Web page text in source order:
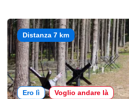
Distanza 7 km
Ero lì Voglio andare là